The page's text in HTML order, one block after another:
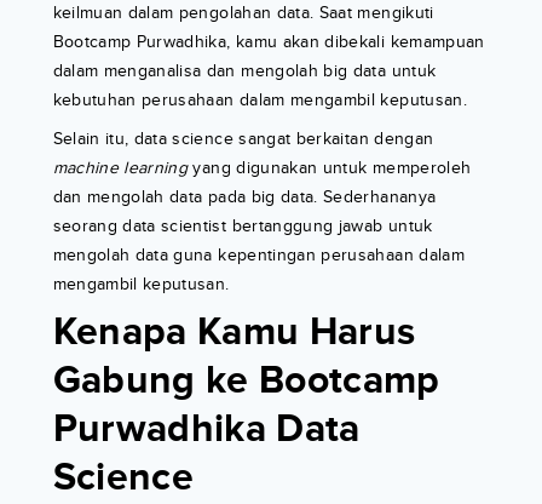
keilmuan dalam pengolahan data. Saat mengikuti
Bootcamp Purwadhika, kamu akan dibekali kemampuan
dalam menganalisa dan mengolah big data untuk
kebutuhan perusahaan dalam mengambil keputusan.
Selain itu, data science sangat berkaitan dengan
machine learningyang digunakan untuk memperoleh
dan mengolah data pada big data. Sederhananya
seorang data scientist bertanggung jawab untuk
mengolah data guna kepentingan perusahaan dalam
mengambil keputusan.
Kenapa Kamu Harus
Gabung ke Bootcamp
Purwadhika Data
Science